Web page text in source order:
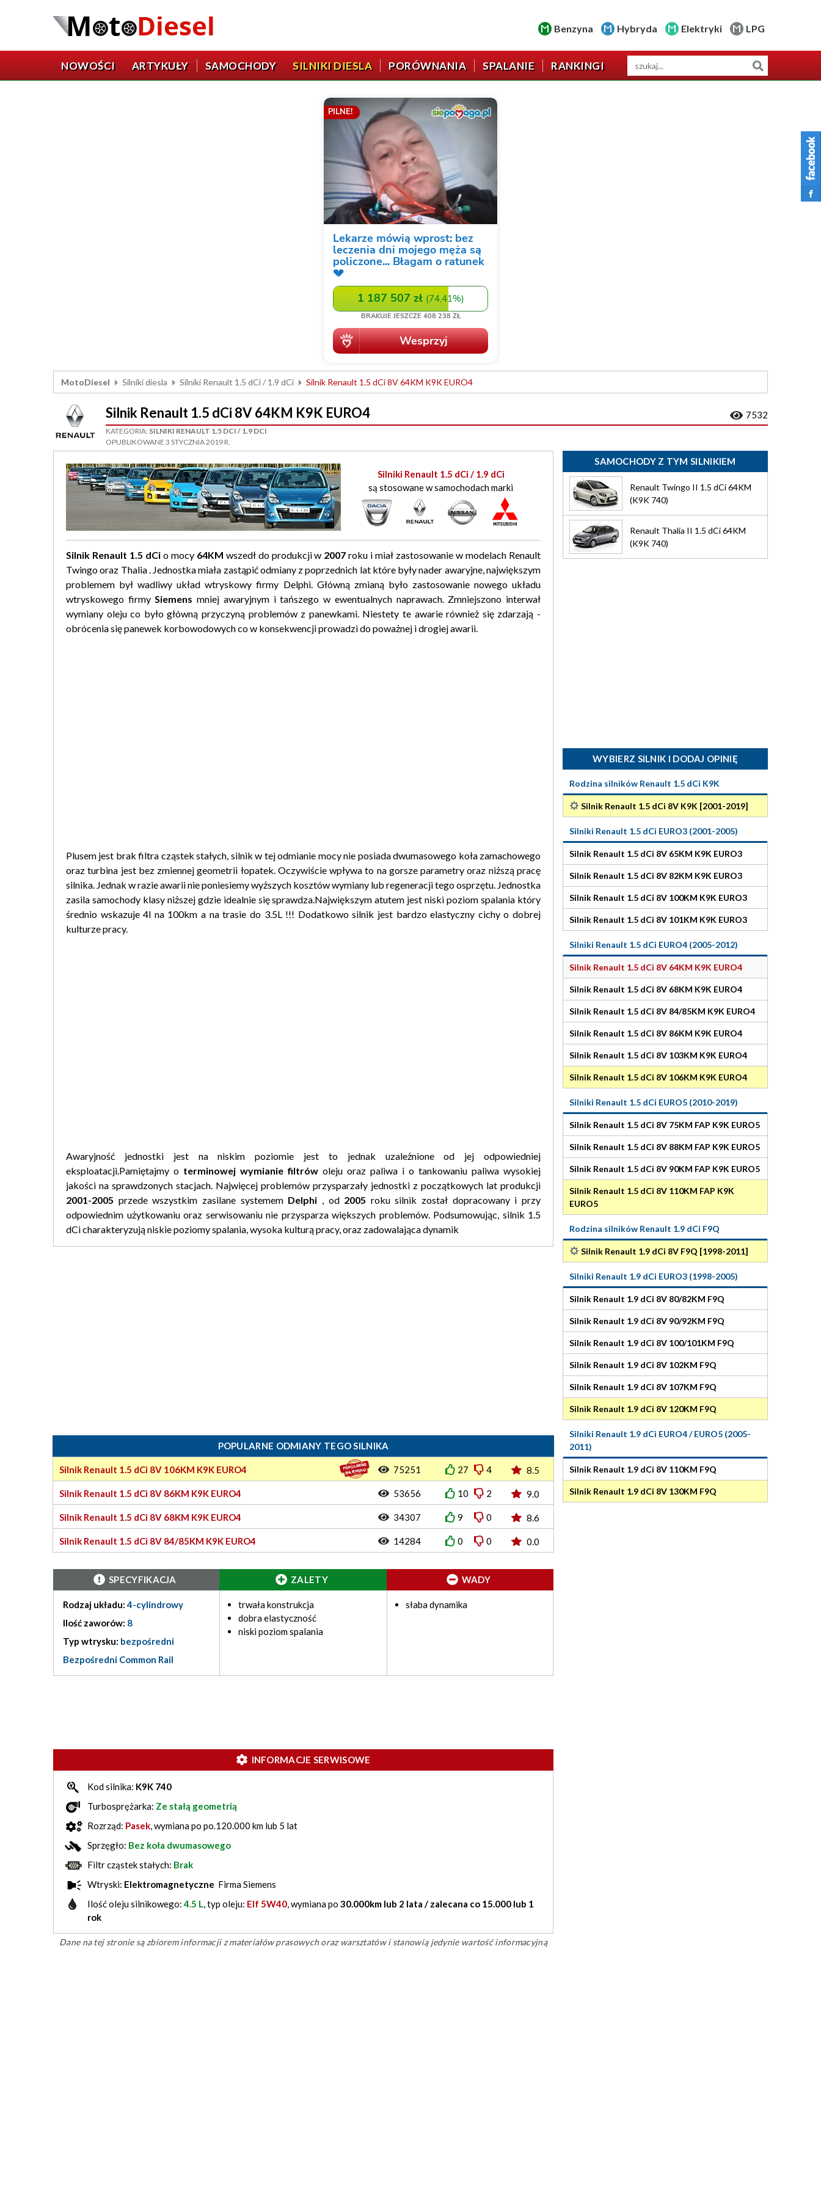
Benzyna Hybryda Elektryki LPG
NOWOŚCI ARTYKUŁY SAMOCHODY SILNIKI DIESLA PORÓWNANIA SPALANIE RANKINGI
MotoDiesel Silniki diesla Silniki Renault 1.5 dCi / 1.9 dCi Silnik Renault 1.5 dCi 8V 64KM K9K EURO4
Silnik Renault 1.5 dCi 8V 64KM K9K EURO4 7532
KATEGORIA: SILNIKI RENAULT 1.5 DCI / 1.9 DCI
OPUBLIKOWANE 3 STYCZNIA 2019 R.
Silniki Renault 1.5 dCi / 1.9 dCi
są stosowane w samochodach marki
Silnik Renault 1.5 dCio mocy64KM wszedł do produkcji w 2007 roku i miał zastosowanie w modelach Renault
Twingo oraz Thalia . Jednostka miała zastąpić odmiany z poprzednich lat które były nader awaryjne, największym
problemem był wadliwy układ wtryskowy firmy Delphi. Główną zmianą było zastosowanie nowego układu
wtryskowego firmySiemens mniej awaryjnym i tańszego w ewentualnych naprawach. Zmniejszono interwał
wymiany oleju co było główną przyczyną problemów z panewkami. Niestety te awarie również się zdarzają -
obrócenia się panewek korbowodowych co w konsekwencji prowadzi do poważnej i drogiej awarii.
Plusem jest brak filtra cząstek stałych, silnik w tej odmianie mocy nie posiada dwumasowego koła zamachowego
oraz turbina jest bez zmiennej geometrii łopatek. Oczywiście wpływa to na gorsze parametry oraz niższą pracę
silnika. Jednak w razie awarii nie poniesiemy wyższych kosztów wymiany lub regeneracji tego osprzętu. Jednostka
zasila samochody klasy niższej gdzie idealnie się sprawdza.Największym atutem jest niski poziom spalania który
średnio wskazuje 4l na 100km a na trasie do 3.5L !!! Dodatkowo silnik jest bardzo elastyczny cichy o dobrej
kulturze pracy.
Awaryjność jednostki jest na niskim poziomie jest to jednak uzależnione od jej odpowiedniej
eksploatacji.Pamiętajmy o terminowej wymianie filtrów oleju oraz paliwa i o tankowaniu paliwa wysokiej
jakości na sprawdzonych stacjach. Najwięcej problemów przysparzały jednostki z początkowych lat produkcji
2001-2005 przede wszystkim zasilane systemem Delphi , od 2005 roku silnik został dopracowany i przy
odpowiednim użytkowaniu oraz serwisowaniu nie przysparza większych problemów. Podsumowując, silnik 1.5
dCi charakteryzują niskie poziomy spalania, wysoka kulturą pracy, oraz zadowalająca dynamik
POPULARNE ODMIANY TEGO SILNIKA
Silnik Renault 1.5 dCi 8V 106KM K9K EURO4 75251 27 4 8.5
Silnik Renault 1.5 dCi 8V 86KM K9K EURO4 53656 10 2 9.0
Silnik Renault 1.5 dCi 8V 68KM K9K EURO4 34307 9 0 8.6
Silnik Renault 1.5 dCi 8V 84/85KM K9K EURO4 14284 0 0 0.0
SPECYFIKACJA
Rodzaj układu:4-cylindrowy
Ilość zaworów: 8
Typ wtrysku: bezpośredni
Bezpośredni Common Rail
ZALETY
trwała konstrukcja
dobra elastyczność
niski poziom spalania
WADY
słaba dynamika
INFORMACJE SERWISOWE
Kod silnika: K9K 740
Turbosprężarka: Ze stałą geometrią
Rozrząd: Pasek, wymiana po po.120.000 km lub 5 lat
Sprzęgło: Bez koła dwumasowego
Filtr cząstek stałych: Brak
Wtryski: Elektromagnetyczne Firma Siemens
Ilość oleju silnikowego:4.5 L, typ oleju: Elf 5W40, wymiana po 30.000km lub 2 lata / zalecana co 15.000 lub 1
rok
Dane na tej stronie są zbiorem informacji z materiałów prasowych oraz warsztatów i stanowią jedynie wartość informacyjną
SAMOCHODY Z TYM SILNIKIEM
Renault Twingo II 1.5 dCi 64KM
(K9K 740)
Renault Thalia II 1.5 dCi 64KM
(K9K 740)
WYBIERZ SILNIK I DODAJ OPINIĘ
Rodzina silników Renault 1.5 dCi K9K
Silnik Renault 1.5 dCi 8V K9K [2001-2019]
Silniki Renault 1.5 dCi EURO3 (2001-2005)
Silnik Renault 1.5 dCi 8V 65KM K9K EURO3
Silnik Renault 1.5 dCi 8V 82KM K9K EURO3
Silnik Renault 1.5 dCi 8V 100KM K9K EURO3
Silnik Renault 1.5 dCi 8V 101KM K9K EURO3
Silniki Renault 1.5 dCi EURO4 (2005-2012)
Silnik Renault 1.5 dCi 8V 64KM K9K EURO4
Silnik Renault 1.5 dCi 8V 68KM K9K EURO4
Silnik Renault 1.5 dCi 8V 84/85KM K9K EURO4
Silnik Renault 1.5 dCi 8V 86KM K9K EURO4
Silnik Renault 1.5 dCi 8V 103KM K9K EURO4
Silnik Renault 1.5 dCi 8V 106KM K9K EURO4
Silniki Renault 1.5 dCi EURO5 (2010-2019)
Silnik Renault 1.5 dCi 8V 75KM FAP K9K EURO5
Silnik Renault 1.5 dCi 8V 88KM FAP K9K EURO5
Silnik Renault 1.5 dCi 8V 90KM FAP K9K EURO5
Silnik Renault 1.5 dCi 8V 110KM FAP K9K
EURO5
Rodzina silników Renault 1.9 dCi F9Q
Silnik Renault 1.9 dCi 8V F9Q [1998-2011]
Silniki Renault 1.9 dCi EURO3 (1998-2005)
Silnik Renault 1.9 dCi 8V 80/82KM F9Q
Silnik Renault 1.9 dCi 8V 90/92KM F9Q
Silnik Renault 1.9 dCi 8V 100/101KM F9Q
Silnik Renault 1.9 dCi 8V 102KM F9Q
Silnik Renault 1.9 dCi 8V 107KM F9Q
Silnik Renault 1.9 dCi 8V 120KM F9Q
Silniki Renault 1.9 dCi EURO4 / EURO5 (2005-
2011)
Silnik Renault 1.9 dCi 8V 110KM F9Q
Silnik Renault 1.9 dCi 8V 130KM F9Q